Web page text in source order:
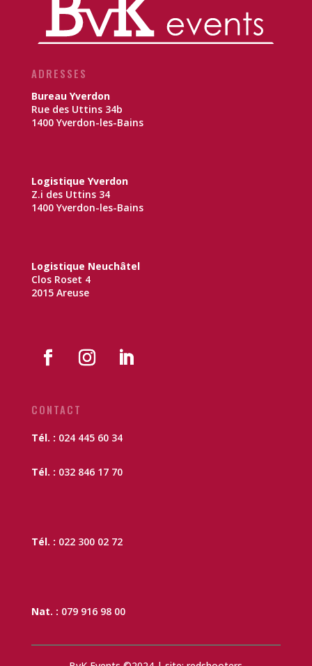
ADRESSES
Bureau Yverdon
Rue des Uttins 34b
1400 Yverdon-les-Bains
Logistique Yverdon
Z.i des Uttins 34
1400 Yverdon-les-Bains
Logistique Neuchâtel
Clos Roset 4
2015 Areuse
CONTACT
Tél. : 024 445 60 34
Tél. : 032 846 17 70
Tél. : 022 300 02 72
Nat. : 079 916 98 00